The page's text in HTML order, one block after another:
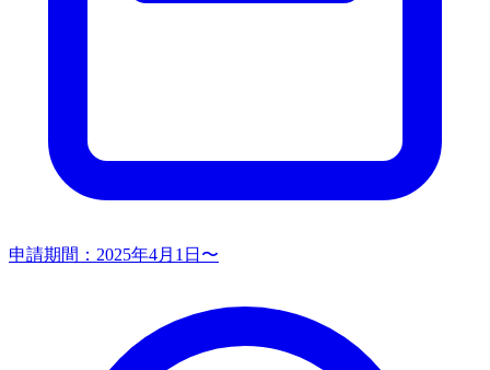
申請期間： 2025年4月1日〜